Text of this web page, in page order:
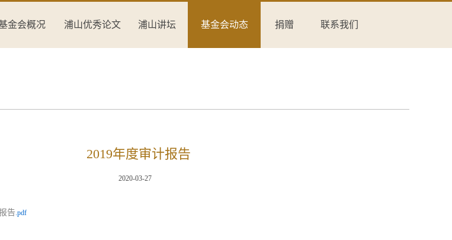
金会概况 浦山优秀论文 浦山讲坛 基金会动态 捐赠 联系我们
2019年度审计报告
2020-03-27
告.pdf